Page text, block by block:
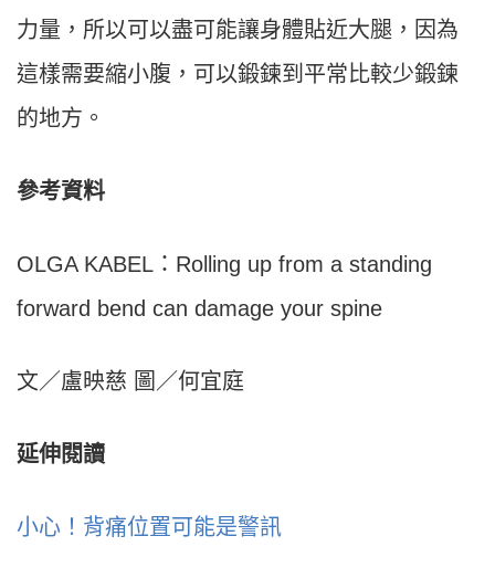
力量，所以可以盡可能讓身體貼近大腿，因為
這樣需要縮小腹，可以鍛鍊到平常比較少鍛鍊
的地方。
參考資料
OLGA KABEL：Rolling up from a standing
forward bend can damage your spine
文／盧映慈 圖／何宜庭
延伸閱讀
小心！背痛位置可能是警訊